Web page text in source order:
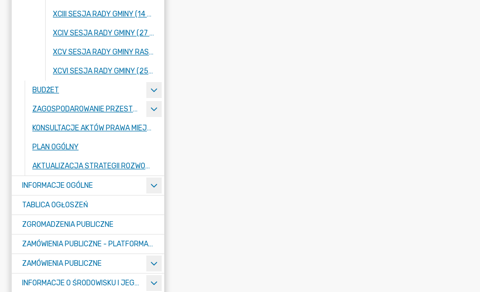
XCIII SESJA RADY GMINY (14 MARCA 2024 ROKU)
XCIV SESJA RADY GMINY (27 MARCA 2024 ROKU)
XCV SESJA RADY GMINY RASZYN (4 KWIETNIA 2024 ROKU)
XCVI SESJA RADY GMINY (25 KWIETNIA 2024 ROKU)
BUDŻET
ZAGOSPODAROWANIE PRZESTRZENNE
KONSULTACJE AKTÓW PRAWA MIEJSCOWEGO I INNYCH AKTÓW PRAWNYCH
PLAN OGÓLNY
AKTUALIZACJA STRATEGII ROZWOJU GMINY RASZYN
INFORMACJE OGÓLNE
TABLICA OGŁOSZEŃ
ZGROMADZENIA PUBLICZNE
ZAMÓWIENIA PUBLICZNE - PLATFORMA ZAKUPOWA (OD 01.05.2025R.)
ZAMÓWIENIA PUBLICZNE
INFORMACJE O ŚRODOWISKU I JEGO OCHRONIE